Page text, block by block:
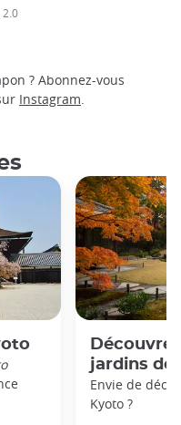
2.0
? Abonnez-vous
Instagram
jardins de
Envie de
Kyoto ?